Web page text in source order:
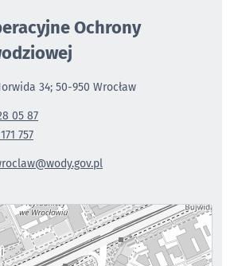
Ochrony
34; 50-950 Wrocław
05 87
757